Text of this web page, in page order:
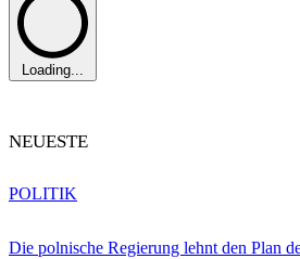
Loading...
NEUESTE
Die polnische Regierung lehnt den Plan
POLITIK